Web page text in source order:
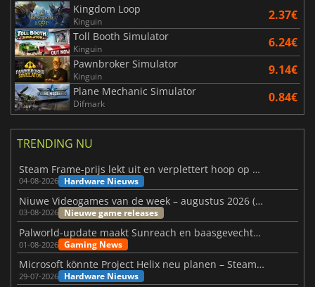
Kingdom Loop
Kinguin 2.37€
Toll Booth Simulator
Kinguin 6.24€
Pawnbroker Simulator
Kinguin 9.14€
Plane Mechanic Simulator
Difmark 0.84€
TRENDING NU
Steam Frame-prijs lekt uit en verplettert hoop op betaalbare VR
04-08-2026 Hardware Nieuws
Niuwe Videogames van de week – augustus 2026 (week 32)
03-08-2026 Nieuwe game releases
Palworld-update maakt Sunreach en baasgevechten stabieler
01-08-2026 Gaming News
Microsoft könnte Project Helix neu planen – Steam-Support wackelt
29-07-2026 Hardware Nieuws